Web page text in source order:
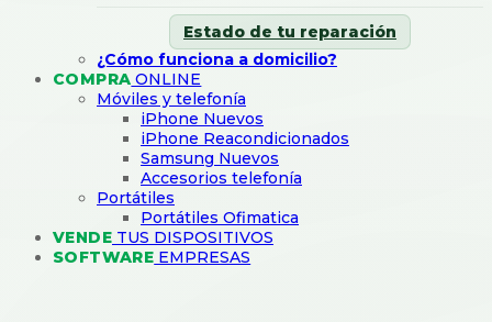
Estado de tu reparación
¿Cómo funciona a domicilio?
COMPRA ONLINE
Móviles y telefonía
iPhone Nuevos
iPhone Reacondicionados
Samsung Nuevos
Accesorios telefonía
Portátiles
Portátiles Ofimatica
VENDE TUS DISPOSITIVOS
SOFTWARE EMPRESAS